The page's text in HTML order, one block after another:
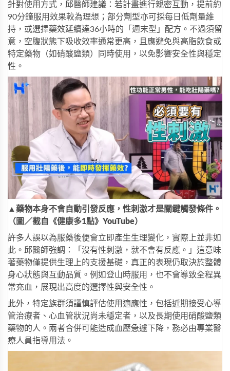
針對使用方式，邱醫師建議：若計畫進行親密互動，提前約
90分鐘服用效果較為理想；部分劑型亦可採每日低劑量維
持，或選擇藥效延續達36小時的「週末型」配方。不過須留
意，空腹狀態下吸收效率通常更高，且應避免與高脂飲食或
特定藥物（如硝酸鹽類）同時使用，以免影響安全性與穩定
性。
▲藥物本身不會自動引發反應，性刺激才是關鍵觸發條件。
（圖／截自《健康多1點》YouTube）
許多人誤以為服藥後便會立即產生生理變化，實際上並非如
此。邱醫師強調：「沒有性刺激，就不會有反應。」這意味
著藥物僅提供生理上的支援基礎，真正的表現仍取決於整體
身心狀態與互動品質。例如登山時服用，也不會導致全程異
常充血，展現出高度的選擇性與安全性。
此外，特定族群須謹慎評估使用適應性，包括近期接受心導
管治療者、心血管狀況尚未穩定者，以及長期使用硝酸鹽類
藥物的人。兩者合併可能造成血壓急遽下降，務必由專業醫
療人員指導用法。